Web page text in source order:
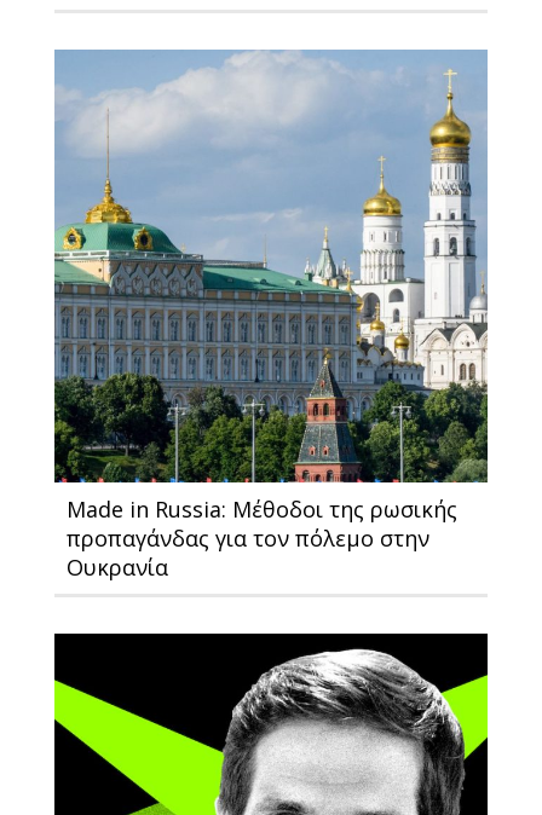
Made in Russia: Μέθοδοι της ρωσικής
προπαγάνδας για τον πόλεμο στην
Ουκρανία